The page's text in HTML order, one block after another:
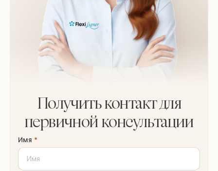
Получить контакт для
первичной консультации
Имя *